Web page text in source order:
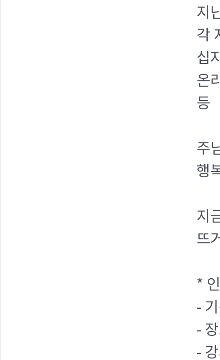
지
각
십
온
등
주
행
지
뜨
*
-
-
-